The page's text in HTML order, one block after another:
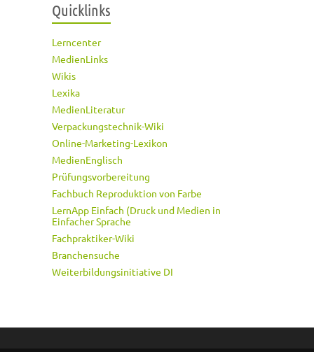
Quicklinks
Lerncenter
MedienLinks
Wikis
Lexika
MedienLiteratur
Verpackungstechnik-Wiki
Online-Marketing-Lexikon
MedienEnglisch
Prüfungsvorbereitung
Fachbuch Reproduktion von Farbe
LernApp Einfach (Druck und Medien in
Einfacher Sprache
Fachpraktiker-Wiki
Branchensuche
Weiterbildungsinitiative DI